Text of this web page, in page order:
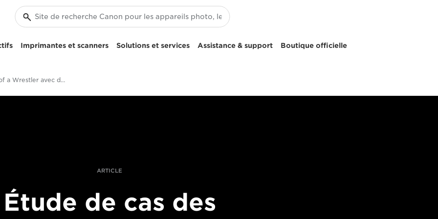
Imprimantes et scanners Solutions et services Assistance & support Boutique officielle
Portrait of a Wrestler avec des objectifs de la série L
ARTICLE
Étude de cas des